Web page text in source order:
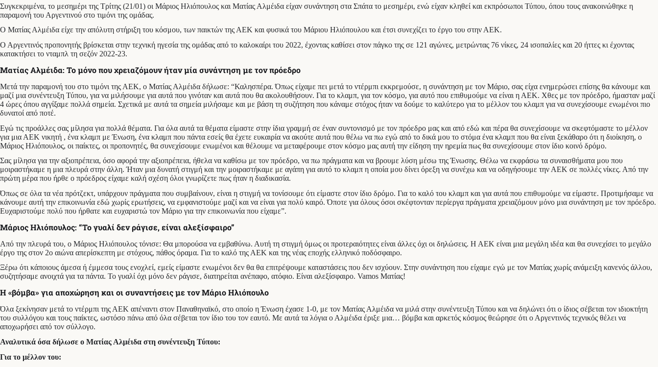
Συγκεκριμένα, το μεσημέρι της Τρίτης (21/01) οι Μάριος Ηλιόπουλος και Ματίας Αλμέιδα είχαν συνάντηση στα Σπάτα το μεσημέρι, ενώ είχαν κληθεί και εκπρόσωποι Τύπου, όπου τους ανακοινώθηκε η
παραμονή του Αργεντινού στο τιμόνι της ομάδας.
Ο Ματίας Αλμέιδα είχε την απόλυτη στήριξη του κόσμου, των παικτών της ΑΕΚ και φυσικά του Μάριου Ηλιόπουλου και έτσι συνεχίζει το έργο του στην ΑΕΚ.
Ο Αργεντινός προπονητής βρίσκεται στην τεχνική ηγεσία της ομάδας από το καλοκαίρι του 2022, έχοντας καθίσει στον πάγκο της σε 121 αγώνες, μετρώντας 76 νίκες, 24 ισοπαλίες και 20 ήττες κι έχοντας
κατακτήσει το νταμπλ τη σεζόν 2022-23.
Ματίας Αλμέιδα: Το μόνο που χρειαζόμουν ήταν μία συνάντηση με τον πρόεδρο
Μετά την παραμονή του στο τιμόνι της ΑΕΚ, ο Ματίας Αλμέιδα δήλωσε: “Καλησπέρα. Όπως είχαμε πει μετά το ντέρμπι εκκρεμούσε, η συνάντηση με τον Μάριο, σας είχα ενημερώσει επίσης θα κάνουμε και
μαζί μια συνέντευξη Τύπου, για να μιλήσουμε για αυτά που γινόταν και αυτά που θα ακολουθήσουν. Για το κλαμπ, για τον κόσμο, για αυτό που επιθυμούμε να είναι η ΑΕΚ. Χθες με τον πρόεδρο, ήμασταν μαζί
4 ώρες όπου αγγίξαμε πολλά σημεία. Σχετικά με αυτά τα σημεία μιλήσαμε και με βάση τη συζήτηση που κάναμε στόχος ήταν να δούμε το καλύτερο για το μέλλον του κλαμπ για να συνεχίσουμε ενωμένοι πιο
δυνατοί από ποτέ.
Εγώ τις προάλλες σας μίλησα για πολλά θέματα. Για όλα αυτά τα θέματα είμαστε στην ίδια γραμμή σε έναν συντονισμό με τον πρόεδρο μας και από εδώ και πέρα θα συνεχίσουμε να σκεφτόμαστε το μέλλον
για μια ΑΕΚ νικητή , ένα κλαμπ με Ένωση, ένα κλαμπ που πάντα εσείς θα έχετε ευκαιρία να ακούτε αυτά που θέλω να πω εγώ από το δικά μου το στόμα ένα κλαμπ που θα είναι ξεκάθαρο ότι η διοίκηση, ο
Μάριος Ηλιόπουλος, οι παίκτες, οι προπονητές, θα συνεχίσουμε ενωμένοι και θέλουμε να μεταφέρουμε στον κόσμο μας αυτή την είδηση την ηρεμία πως θα συνεχίσουμε στον ίδιο κοινό δρόμο.
Σας μίλησα για την αξιοπρέπεια, όσο αφορά την αξιοπρέπεια, ήθελα να καθίσω με τον πρόεδρο, να πω πράγματα και να βρουμε λύση μέσω της Ένωσης. Θέλω να εκφράσω τα συναισθήματα μου που
μοιραστήκαμε η μια πλευρά στην άλλη. Ήταν μια δυνατή στιγμή και την μοιραστήκαμε με αγάπη για αυτό το κλαμπ η οποία μου δίνει όρεξη να συνέχω και να οδηγήσουμε την ΑΕΚ σε πολλές νίκες. Από την
πρώτη μέρα που ήρθε ο πρόεδρος είχαμε καλή σχέση όλοι γνωρίζετε πως ήταν η διαδικασία.
Όπως σε όλα τα νέα πρότζεκτ, υπάρχουν πράγματα που συμβαίνουν, είναι η στιγμή να τονίσουμε ότι είμαστε στον ίδιο δρόμο. Για το καλό του κλαμπ και για αυτά που επιθυμούμε να είμαστε. Προτιμήσαμε να
κάνουμε αυτή την επικοινωνία εδώ χωρίς ερωτήσεις, να εμφανιστούμε μαζί και να είναι για πολύ καιρό. Όποτε για όλους όσοι σκέφτονταν περίεργα πράγματα χρειαζόμουν μόνο μια συνάντηση με τον πρόεδρο.
Ευχαριστούμε πολύ που ήρθατε και ευχαριστώ τον Μάριο για την επικοινωνία που είχαμε”.
Μάριος Ηλιόπουλος: “Το γυαλί δεν ράγισε, είναι αλεξίσφαιρο”
Από την πλευρά του, ο Μάριος Ηλιόπουλος τόνισε: Θα μπορούσα να εμβαθύνω. Αυτή τη στιγμή όμως οι προτεραιότητες είναι άλλες όχι οι δηλώσεις. Η ΑΕΚ είναι μια μεγάλη ιδέα και θα συνεχίσει το μεγάλο
έργο της στον 2ο αιώνα απερίσκεπτη με στόχους, πάθος όραμα. Για το καλό της ΑΕΚ και της νέας εποχής ελληνικό ποδόσφαιρο.
Ξέρω ότι κάποιους άμεσα ή έμμεσα τους ενοχλεί, εμείς είμαστε ενωμένοι δεν θα θα επιτρέψουμε καταστάσεις που δεν ισχύουν. Στην συνάντηση που είχαμε εγώ με τον Ματίας χωρίς ανάμειξη κανενός άλλου,
συζητήσαμε ανοιχτά για τα πάντα. Το γυαλί όχι μόνο δεν ράγισε, διατηρείται ανέπαφο, ατόφιο. Είναι αλεξίσφαιρο. Vamos Ματίας!
Η «βόμβα» για αποχώρηση και οι συναντήσεις με τον Μάριο Ηλιόπουλο
Όλα ξεκίνησαν μετά το ντέρμπι της ΑΕΚ απέναντι στον Παναθηναϊκό, στο οποίο η Ένωση έχασε 1-0, με τον Ματίας Αλμέιδα να μιλά στην συνέντευξη Τύπου και να δηλώνει ότι ο ίδιος σέβεται τον ιδιοκτήτη
του συλλόγου και τους παίκτες, ωστόσο πάνω από όλα σέβεται τον ίδιο του τον εαυτό. Με αυτά τα λόγια ο Αλμέιδα έριξε μια… βόμβα και αρκετός κόσμος θεώρησε ότι ο Αργεντινός τεχνικός θέλει να
αποχωρήσει από τον σύλλογο.
Αναλυτικά όσα δήλωσε ο Ματίας Αλμέιδα στη συνέντευξη Τύπου:
Για το μέλλον του: